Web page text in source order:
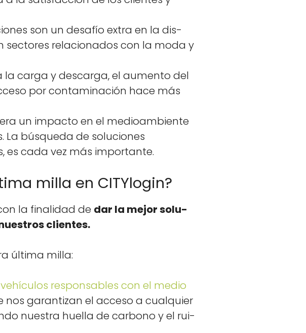
son un desafío extra en la dis­
rela­ciona­dos con la moda y
car­ga y descar­ga, el aumen­to del
por con­t­a­m­i­nación hace más
un impacto en el medioam­bi­ente
La búsque­da de solu­ciones
es cada vez más impor­tante.
milla en CITYlogin?
la final­i­dad de dar la mejor solu­
clientes.
últi­ma mil­la:
vehícu­los respon­s­ables con el medio
nos garan­ti­zan el acce­so a cualquier
nues­tra huel­la de car­bono y el rui­